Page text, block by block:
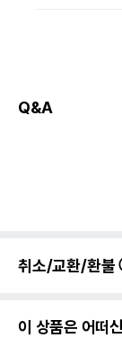
Q&A
취소/교환/환불
이 상품은 어떠